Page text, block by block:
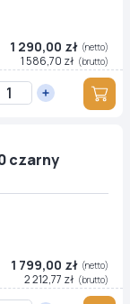
1 290,00 zł (netto)
1 586,70 zł (brutto)
czarny
1 799,00 zł (netto)
2 212,77 zł (brutto)